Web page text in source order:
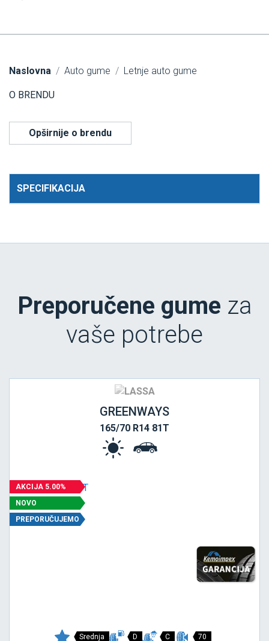
Naslovna Auto gume Letnje auto gume
O BRENDU
Opširnije o brendu
SPECIFIKACIJA
Preporučene gume za
vaše potrebe
GREENWAYS
165/70 R14 81T
AKCIJA 5.00%
NOVO
PREPORUČUJEMO
Srednja D C 70